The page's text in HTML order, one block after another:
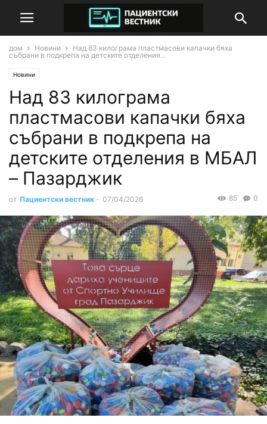
дом Новини
Над 83 килограма пластмасови капачки бяха
събрани в подкрепа на детските отделения...
Новини
Над 83 килограма
пластмасови капачки бяха
събрани в подкрепа на
детските отделения в МБАЛ
– Пазарджик
от Пациентски вестник - 07/04/2026 0
85